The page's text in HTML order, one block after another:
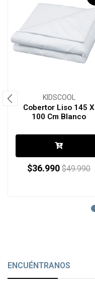
KIDSCOOL
Cobertor Liso 145 X
100 Cm Blanco
$36.990 $49.990
ENCUÉNTRANOS